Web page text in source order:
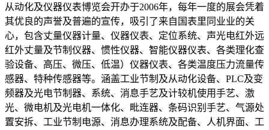
从动化及仪器仪表博览会开办于2006年，每年一度的展会凭着
其优良的声誉及普遍的宣传，吸引了来自国表里同业业的关
心，包含丈量仪器计量、仪器仪表、定位系统、声光电红外远
红外丈量及节制仪器、惯性仪器、智能仪器仪表、各类理化查
验设备、高压、微压、低温）仪器仪表、各类温度压力流量传
感器、特种传感器等。涵盖工业节制及从动化设备、PLC及变
频器及光电节制器、系统、消息手艺及计较机使用手艺、激
光、微电机及光电机一体化、毗连器、条码识别手艺、气源处
置安拆、工业节制电源、消息办理系统及配备、人机界面、工